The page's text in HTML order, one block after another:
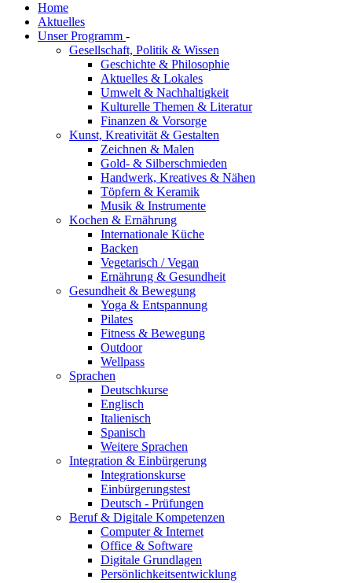
Home
Aktuelles
Unser Programm -
Gesellschaft, Politik & Wissen
Geschichte & Philosophie
Aktuelles & Lokales
Umwelt & Nachhaltigkeit
Kulturelle Themen & Literatur
Finanzen & Vorsorge
Kunst, Kreativität & Gestalten
Zeichnen & Malen
Gold- & Silberschmieden
Handwerk, Kreatives & Nähen
Töpfern & Keramik
Musik & Instrumente
Kochen & Ernährung
Internationale Küche
Backen
Vegetarisch / Vegan
Ernährung & Gesundheit
Gesundheit & Bewegung
Yoga & Entspannung
Pilates
Fitness & Bewegung
Outdoor
Wellpass
Sprachen
Deutschkurse
Englisch
Italienisch
Spanisch
Weitere Sprachen
Integration & Einbürgerung
Integrationskurse
Einbürgerungstest
Deutsch - Prüfungen
Beruf & Digitale Kompetenzen
Computer & Internet
Office & Software
Digitale Grundlagen
Persönlichkeitsentwicklung